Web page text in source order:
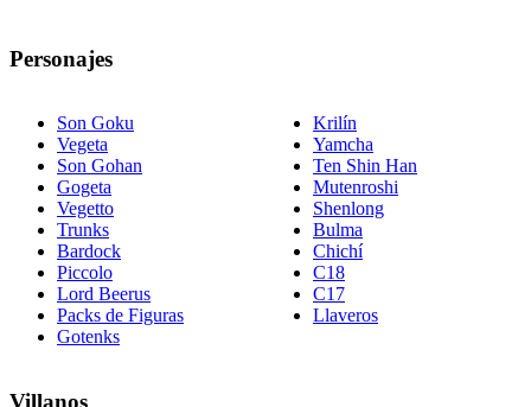
Personajes
Son Goku
Vegeta
Son Gohan
Gogeta
Vegetto
Trunks
Bardock
Piccolo
Lord Beerus
Packs de Figuras
Gotenks
Krilín
Yamcha
Ten Shin Han
Mutenroshi
Shenlong
Bulma
Chichí
C18
C17
Llaveros
Villanos